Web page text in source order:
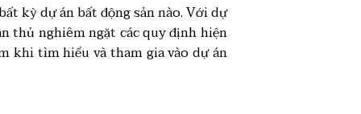
kỳ dự án bất động sản nào. Với dự
thủ nghiêm ngặt các quy định hiện
khi tìm hiểu và tham gia vào dự án